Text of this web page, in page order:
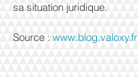
sa situation juridique.
Source : www.blog.valoxy.fr